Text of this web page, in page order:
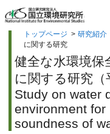
トップページ > 研究紹介
に関する研究
健全な水環境保
に関する研究（
Study on water
environment
soundness of